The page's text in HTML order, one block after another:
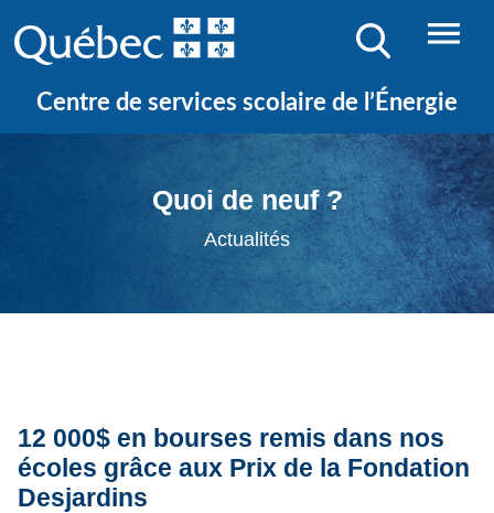
Centre de services scolaire de l’Énergie
Quoi de neuf ?
Actualités
12 000$ en bourses remis dans nos
écoles grâce aux Prix de la Fondation
Desjardins